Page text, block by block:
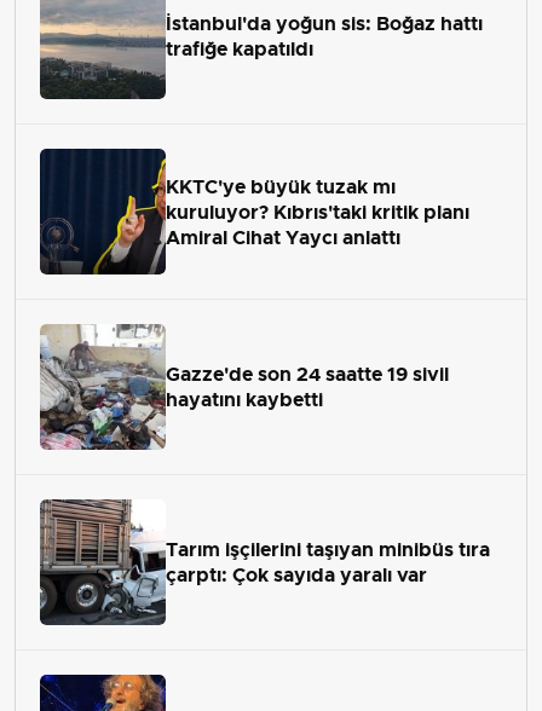
İstanbul'da yoğun sis: Boğaz hattı
trafiğe kapatıldı
KKTC'ye büyük tuzak mı
kuruluyor? Kıbrıs'taki kritik planı
Amiral Cihat Yaycı anlattı
Gazze'de son 24 saatte 19 sivil
hayatını kaybetti
Tarım işçilerini taşıyan minibüs tıra
çarptı: Çok sayıda yaralı var